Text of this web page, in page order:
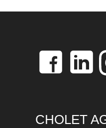
CHOLET